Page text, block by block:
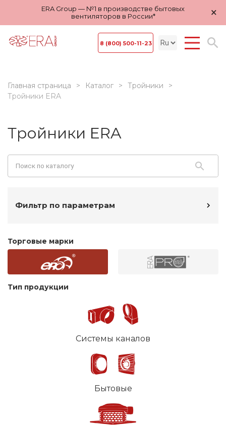
ERA Group — №1 в производстве бытовых
вентиляторов в России*
×
8 (800) 500-11-23
Главная страница Каталог
Тройники
Тройники ERA
Тройники ERA
Фильтр по параметрам
Торговые марки
Тип продукции
Системы каналов
Бытовые